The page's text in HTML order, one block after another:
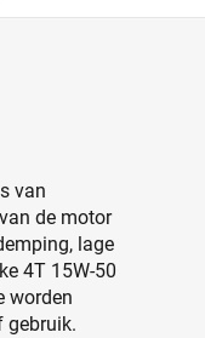
van
de motor
lage
4T 15W-50
worden
gebruik.